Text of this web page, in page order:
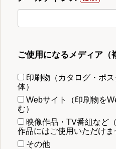
ご使用になるメディア（
印刷物（カタログ・ポ
体）
Webサイト（印刷物を
む）
映像作品・TV番組など
作品にはご使用いただけま
その他